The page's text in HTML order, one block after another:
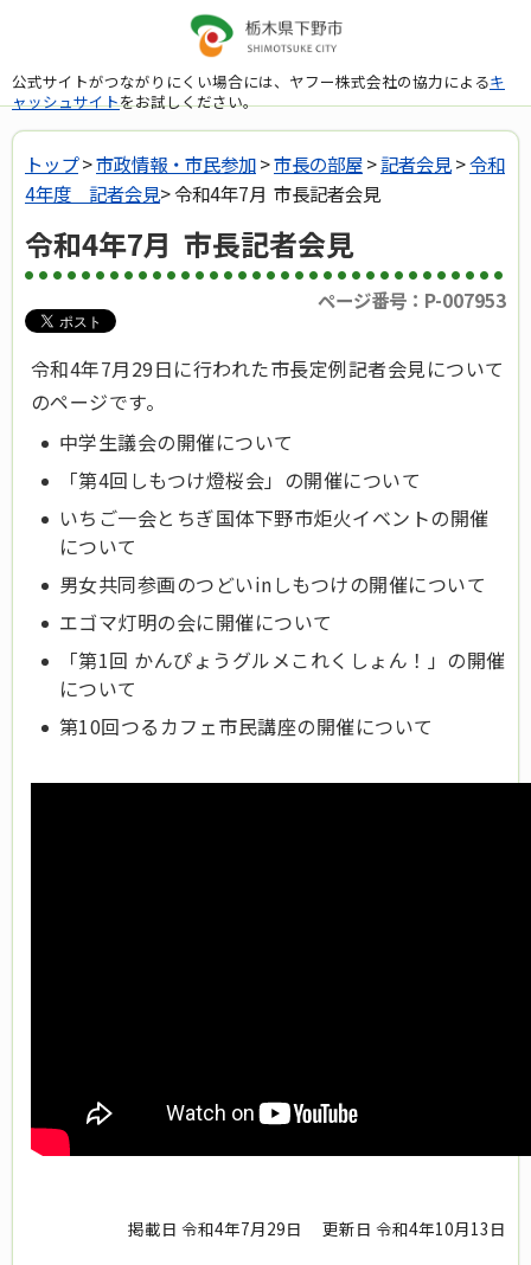
公式サイトがつながりにくい場合には、ヤフー株式会社の協力によるキ
ャッシュサイトをお試しください。
トップ>市政情報・市民参加>市長の部屋>記者会見>令和
4年度 記者会見> 令和4年7月 市長記者会見
令和4年7月 市長記者会見
ページ番号：P-007953
令和4年7月29日に行われた市長定例記者会見について
のページです。
中学生議会の開催について
「第4回しもつけ燈桜会」の開催について
いちご一会とちぎ国体下野市炬火イベントの開催
について
男女共同参画のつどいinしもつけの開催について
エゴマ灯明の会に開催について
「第1回 かんぴょうグルメこれくしょん！」の開催
について
第10回つるカフェ市民講座の開催について
掲載日 令和4年7月29日 更新日 令和4年10月13日